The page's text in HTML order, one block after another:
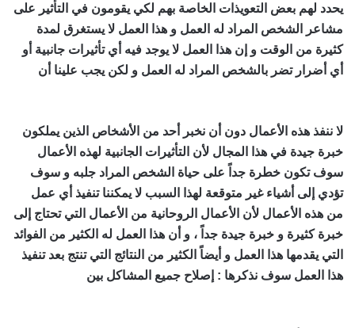
يحدد لهم بعض التعويذات الخاصة بهم لكي يقومون في التأثير على
مشاعر الشخص المراد له العمل و هذا العمل لا يستغرق لمدة
كثيرة من الوقت و إن هذا العمل لا يوجد فيه أي تأثيرات جانبية أو
أي أضرار تضر بالشخص المراد له العمل و لكن يجب علينا أن
لا ننفذ هذه الأعمال دون أن نخبر أحد من الأشخاص الذين يملكون
خبرة جيدة في هذا المجال لأن التأثيرات الجانبية لهذه الأعمال
سوف تكون خطرة جداً على حياة الشخص المراد جلبه و سوف
تؤدي إلى أشياء غير متوقعة لهذا السبب لا يمكننا تنفيذ أي عمل
من هذه الأعمال لأن الأعمال الروحانية من الأعمال التي تحتاج إلى
خبرة كثيرة و خبرة جيدة جداً ، و أن هذا العمل له الكثير من الفوائد
التي يقدمها هذا العمل و أيضاً الكثير من النتائج التي تنتج بعد تنفيذ
هذا العمل سوف نذكرها : إصلاح جميع المشاكل بين